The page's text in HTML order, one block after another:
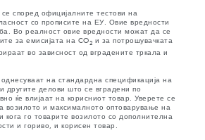
според официјалните тестови на
со прописите на ЕУ. Овие вредности
Во реалност овие вредности можат да се
за емисијата на CO2 и за потрошувачката
во зависност од вградените тркала и
на стандардна спецификација на
другите делови што се вградени по
ќе влијаат на корисниот товар. Уверете се
возилото и максималното оптоварување на
кога го товарите возилото со дополнителна
и гориво, и корисен товар.